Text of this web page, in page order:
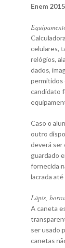
Enem 2015
celulares,
relógios,
dados,
permitidos
candidato
Caso o
outro
deverá ser
guardado
fornecida
lacrada
Lápis,
A caneta
ser usado
canetas